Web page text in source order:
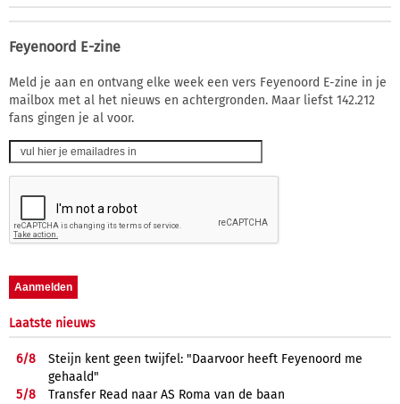
Feyenoord E-zine
Meld je aan en ontvang elke week een vers Feyenoord E-zine in je
mailbox met al het nieuws en achtergronden. Maar liefst 142.212
fans gingen je al voor.
Laatste nieuws
6/8
Steijn kent geen twijfel: "Daarvoor heeft Feyenoord me
gehaald"
5/8
Transfer Read naar AS Roma van de baan